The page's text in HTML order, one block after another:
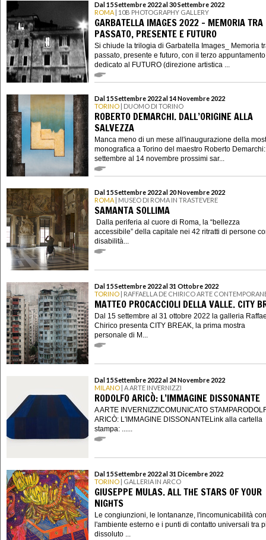
Dal 15 Settembre 2022 al 30 Settembre 2022
ROMA | 10B PHOTOGRAPHY GALLERY
GARBATELLA IMAGES 2022 - MEMORIA TRA
PASSATO, PRESENTE E FUTURO
Si chiude la trilogia di Garbatella Images_ Memoria
passato, presente e futuro, con il terzo appuntamento
dedicato al FUTURO (direzione artistica ...
Dal 15 Settembre 2022 al 14 Novembre 2022
TORINO | DUOMO DI TORINO
ROBERTO DEMARCHI. DALL’ORIGINE ALLA
SALVEZZA
Manca meno di un mese all'inaugurazione della
monografica a Torino del maestro Roberto
settembre al 14 novembre prossimi sar...
Dal 15 Settembre 2022 al 20 Novembre 2022
ROMA | MUSEO DI ROMA IN TRASTEVERE
SAMANTA SOLLIMA
Dalla periferia al cuore di Roma, la “bellezza
accessibile” della capitale nei 42 ritratti di persone
disabilità...
Dal 15 Settembre 2022 al 31 Ottobre 2022
TORINO | RAFFAELLA DE CHIRICO ARTE
MATTEO PROCACCIOLI DELLA VALLE. CITY
Dal 15 settembre al 31 ottobre 2022 la galleria
Chirico presenta CITY BREAK, la prima mostra
personale di M...
Dal 15 Settembre 2022 al 24 Novembre 2022
MILANO | A ARTE INVERNIZZI
RODOLFO ARICÒ: L’IMMAGINE DISSONANTE
A ARTE INVERNIZZICOMUNICATO
ARICÒ: L'IMMAGINE DISSONANTELink alla cartella
stampa: ......
Dal 15 Settembre 2022 al 31 Dicembre 2022
TORINO | GALLERIA IN ARCO
GIUSEPPE MULAS. ALL THE STARS OF YOUR
NIGHTS
Le congiunzioni, le lontananze, l'incomunicabilità con
l'ambiente esterno e i punti di contatto universali tra
dissoluto ...